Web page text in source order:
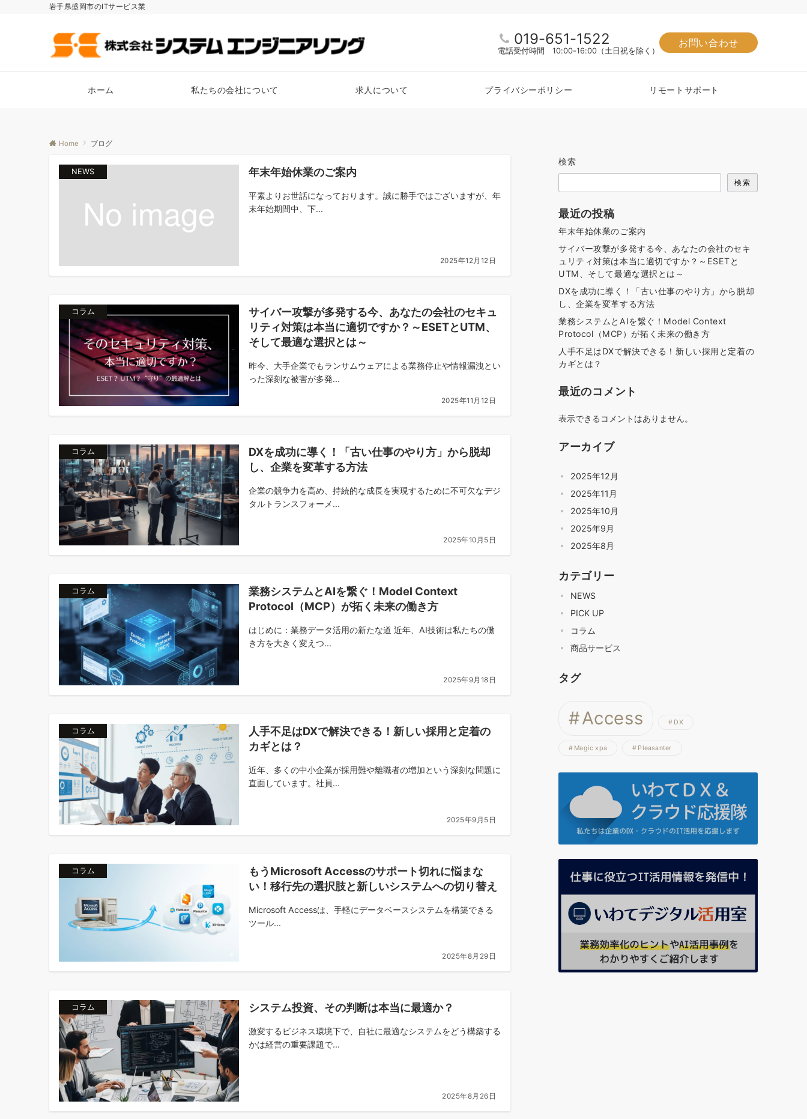
岩手県盛岡市のITサービス業
019-651-1522
電話受付時間 10:00-16:00（土日祝を除く）
お問い合わせ
ホーム 私たちの会社について 求人について プライバシーポリシー リモートサポート
Home ブログ
NEWS 年末年始休業のご案内
平素よりお世話になっております。​​誠に勝手ではございますが、年
末年始期間中、下...
2025年12月12日
コラム
サイバー攻撃が多発する今、あなたの会社のセキュ
リティ対策は本当に適切ですか？～ESETとUTM、
そして最適な選択とは～
昨今、大手企業でもランサムウェアによる業務停止や情報漏洩とい
った深刻な被害が多発...
2025年11月12日
コラム
DXを成功に導く！「古い仕事のやり方」から脱却
し、企業を変革する方法
企業の競争力を高め、持続的な成長を実現するために不可欠なデジ
タルトランスフォーメ...
2025年10月5日
コラム
業務システムとAIを繋ぐ！Model Context
Protocol（MCP）が拓く未来の働き方
はじめに：業務データ活用の新たな道 近年、AI技術は私たちの働
き方を大きく変えつ...
2025年9月18日
コラム
人手不足はDXで解決できる！新しい採用と定着の
カギとは？
近年、多くの中小企業が採用難や離職者の増加という深刻な問題に
直面しています。社員...
2025年9月5日
コラム
もうMicrosoft Accessのサポート切れに悩まな
い！移行先の選択肢と新しいシステムへの切り替え
Microsoft Accessは、手軽にデータベースシステムを構築できる
ツール...
2025年8月29日
コラム システム投資、その判断は本当に最適か？
激変するビジネス環境下で、自社に最適なシステムをどう構築する
かは経営の重要課題で...
2025年8月26日
検索
検索
最近の投稿
年末年始休業のご案内
サイバー攻撃が多発する今、あなたの会社のセキ
ュリティ対策は本当に適切ですか？～ESETと
UTM、そして最適な選択とは～
DXを成功に導く！「古い仕事のやり方」から脱却
し、企業を変革する方法
業務システムとAIを繋ぐ！Model Context
Protocol（MCP）が拓く未来の働き方
人手不足はDXで解決できる！新しい採用と定着の
カギとは？
最近のコメント
表示できるコメントはありません。
アーカイブ
2025年12月
2025年11月
2025年10月
2025年9月
2025年8月
カテゴリー
NEWS
PICK UP
コラム
商品サービス
タグ
Access DX
Magic xpa Pleasanter